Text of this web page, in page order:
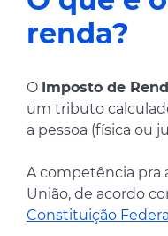
renda?
O Imposto de
um tributo
a pessoa (física ou
A competência pra
União, de acordo
Constituição Federal